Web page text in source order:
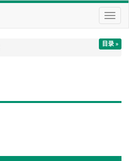
切
换
航
目录 »